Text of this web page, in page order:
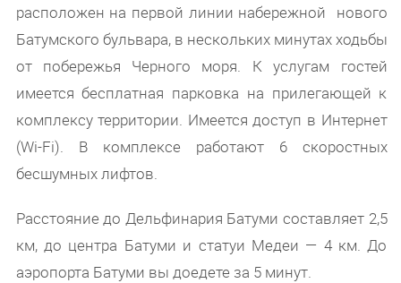
расположен на первой линии набережной нового
Батумского бульвара, в нескольких минутах ходьбы
от побережья Черного моря. К услугам гостей
имеется бесплатная парковка на прилегающей к
комплексу территории. Имеется доступ в Интернет
(Wi-Fi). В комплексе работают 6 скоростных
бесшумных лифтов.
Расстояние до Дельфинария Батуми составляет 2,5
км, до центра Батуми и статуи Медеи — 4 км. До
аэропорта Батуми вы доедете за 5 минут.